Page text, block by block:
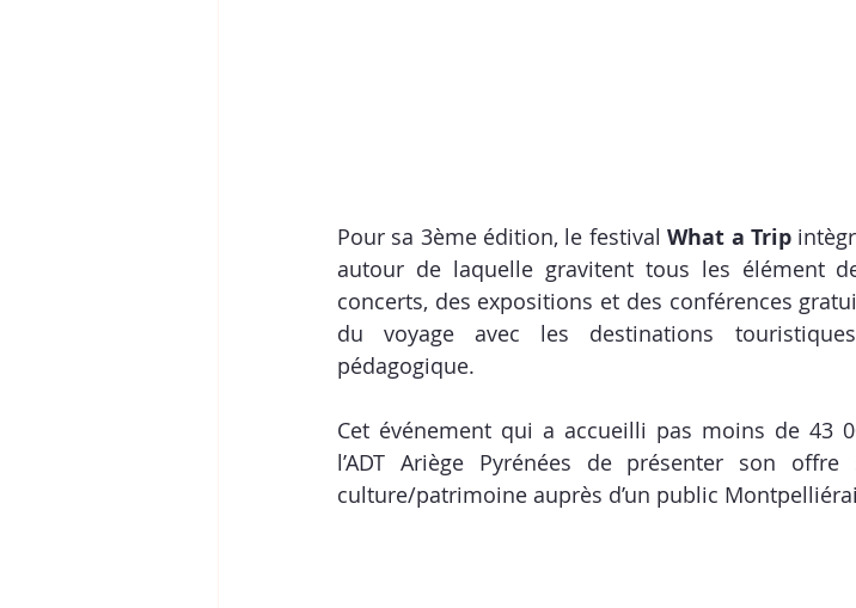
Pour sa 3ème édition, le festival What a Trip
autour de laquelle gravitent tous les élément
concerts, des expositions et des conférences
du voyage avec les destinations
pédagogique.
Cet événement qui a accueilli pas moins de 43
l’ADT Ariège Pyrénées de présenter son
culture/patrimoine auprès d’un public